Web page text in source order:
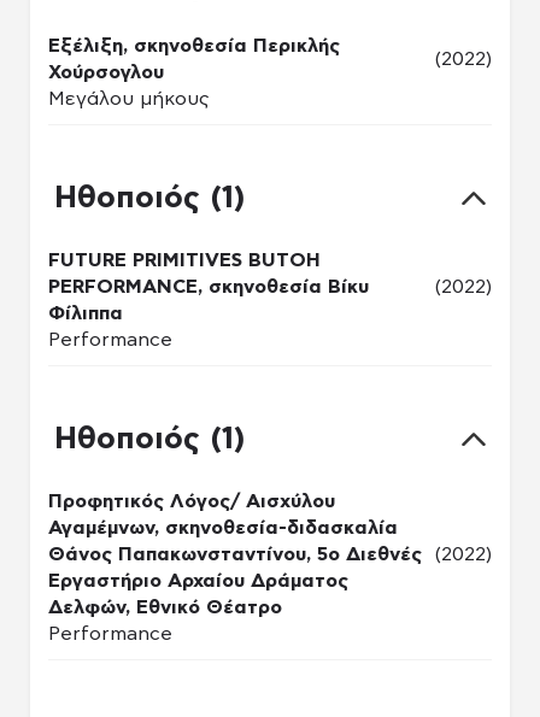
Εξέλιξη, σκηνοθεσία Περικλής
Χούρσογλου
(2022)
Μεγάλου μήκους
Ηθοποιός (1)
FUTURE PRIMITIVES BUTOH
PERFORMANCE, σκηνοθεσία Βίκυ
Φίλιππα
(2022)
Performance
Ηθοποιός (1)
Προφητικός Λόγος/ Αισχύλου
Αγαμέμνων, σκηνοθεσία-διδασκαλία
Θάνος Παπακωνσταντίνου, 5ο Διεθνές
Εργαστήριο Αρχαίου Δράματος
Δελφών, Εθνικό Θέατρο
(2022)
Performance